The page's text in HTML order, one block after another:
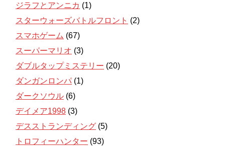
ジラフとアンニカ (1)
スターウォーズバトルフロント (2)
スマホゲーム (67)
スーパーマリオ (3)
ダブルタップミステリー (20)
ダンガンロンパ (1)
ダークソウル (6)
デイメア1998 (3)
デスストランディング (5)
トロフィーハンター (93)